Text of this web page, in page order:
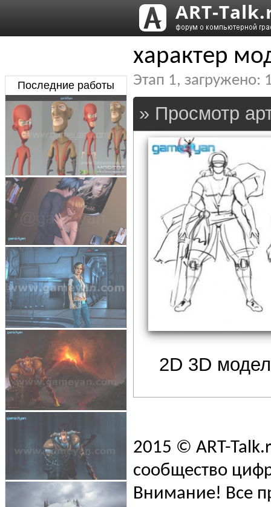
характер
Этап 1, загружено:
» Просмотр
2D 3D
Последние работы
2015 © ART-
сообщество
Внимание! Все